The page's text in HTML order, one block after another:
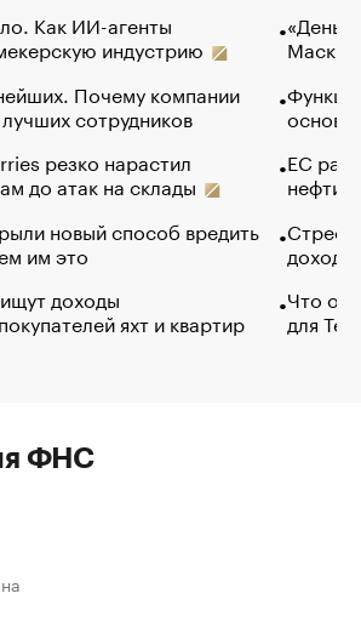
Как ИИ-агенты
индустрию
Почему компании
сотрудников
резко нарастил
до атак на склады
новый способ вредить
им это
доходы
яхт и квартир
Маск в
основ
ЕС
нефти
Что
для
ФНС